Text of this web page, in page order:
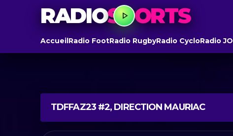
RADIOSPORTS
AccueilRadio FootRadio RugbyRadio CycloRadio JO
TDFFAZ23 #2, DIRECTION MAURIAC